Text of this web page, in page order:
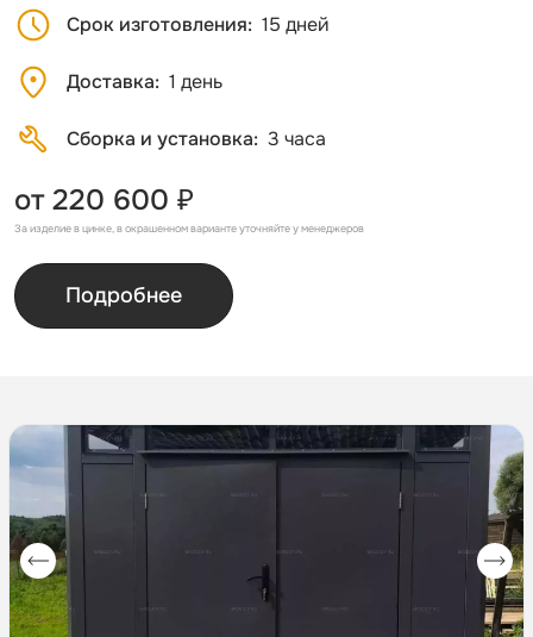
Срок изготовления 15 дней
Доставка 1 день
Сборка и установка 3 часа
от 220 600 ₽
За изделие в цинке, в окрашенном варианте уточняйте у менеджеров
Подробнее